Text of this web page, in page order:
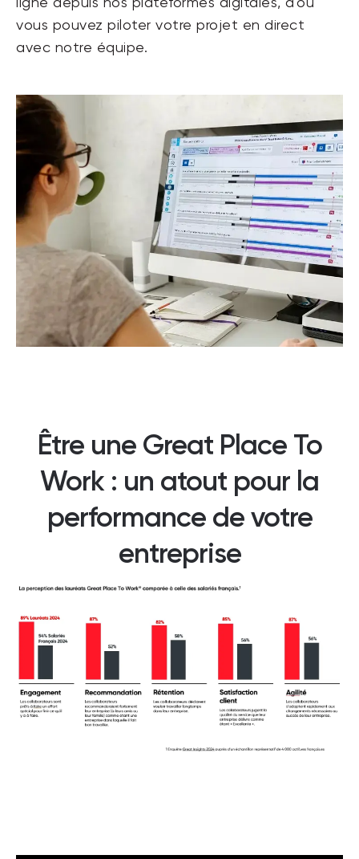
vous pouvez piloter votre projet en direct
avec notre équipe.
Être une Great Place To
Work : un atout pour la
performance de votre
entreprise